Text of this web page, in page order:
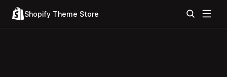
Shopify Theme Store